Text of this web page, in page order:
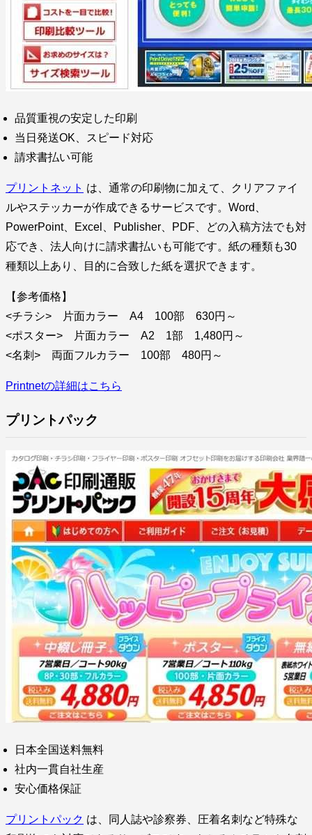
品質重視の安定した印刷
当日発送OK、スピード対応
請求書払い可能
プリントネット は、通常の印刷物に加えて、クリアファイ
ルやステッカーが作成できるサービスです。Word、
PowerPoint、Excel、Publisher、PDF、どの入稿方法でも対
応でき、法人向けに請求書払いも可能です。紙の種類も30
種類以上あり、目的に合致した紙を選択できます。
【参考価格】
<チラシ> 片面カラー A4 100部 630円～
<ポスター> 片面カラー A2 1部 1,480円～
<名刺> 両面フルカラー 100部 480円～
Printnetの詳細はこちら
プリントパック
日本全国送料無料
社内一貫自社生産
安心価格保証
プリントパック は、同人誌や診察券、圧着名刺など特殊な